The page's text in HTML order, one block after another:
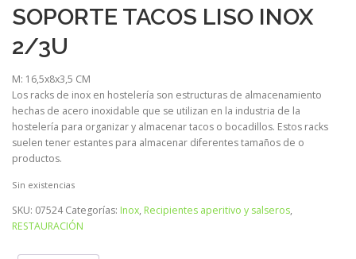
SOPORTE TACOS LISO INOX
2/3U
M: 16,5x8x3,5 CM
Los racks de inox en hostelería son estructuras de almacenamiento
hechas de acero inoxidable que se utilizan en la industria de la
hostelería para organizar y almacenar tacos o bocadillos. Estos racks
suelen tener estantes para almacenar diferentes tamaños de o
productos.
Sin existencias
SKU: 07524 Categorías: Inox, Recipientes aperitivo y salseros,
RESTAURACIÓN